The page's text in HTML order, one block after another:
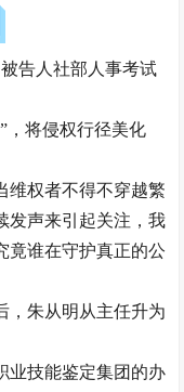
告人社部人事考试
，将侵权行径美化
维权者不得不穿越繁
发声来引起关注，我
竟谁在守护真正的公
，朱从明从主任升为
业技能鉴定集团的办